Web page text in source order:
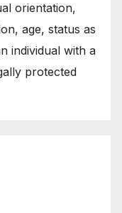
orientation,
age, status as
individual with a
protected